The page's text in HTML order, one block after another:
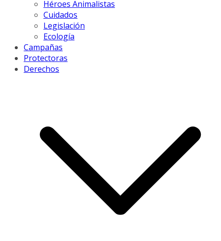
Héroes Animalistas
Cuidados
Legislación
Ecología
Campañas
Protectoras
Derechos